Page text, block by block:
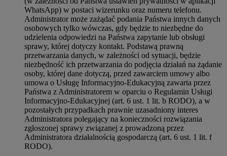
WhatsApp) w postaci wizerunku oraz numeru telefonu.
Administrator może zażądać podania Państwa innych danych
osobowych tylko wówczas, gdy będzie to niezbędne do
udzielenia odpowiedzi na Państwa zapytanie lub obsługi
sprawy, której dotyczy kontakt. Podstawą prawną
przetwarzania danych, w zależności od sytuacji, będzie
niezbędność ich przetwarzania do podjęcia działań na żądanie
osoby, której dane dotyczą, przed zawarciem umowy albo
umowa o Usługę Informacyjno-Edukacyjną zawarta przez
Państwa z Administratorem w oparciu o Regulamin Usługi
Informacyjno-Edukacyjnej (art. 6 ust. 1 lit. b RODO), a w
pozostałych przypadkach prawnie uzasadniony interes
Administratora polegający na konieczności rozwiązania
zgłoszonej sprawy związanej z prowadzoną przez
Administratora działalnością gospodarczą (art. 6 ust. 1 lit. f
RODO).